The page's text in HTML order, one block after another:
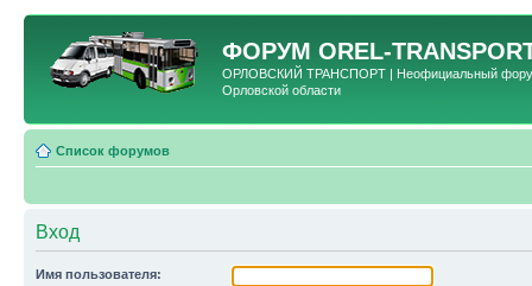
ФОРУМ OREL-
ОРЛОВСКИЙ ТРАНСПОРТ | Неофициальный форум
Орловской области
Список форумов
Вход
Имя пользователя: